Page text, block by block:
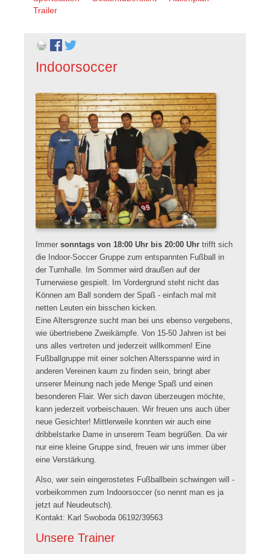
überspringen
Trailer
Indoorsoccer
Immer sonntags von 18:00 Uhr bis 20:00 Uhrtrifft sich
die Indoor-Soccer Gruppe zum entspannten Fußball in
der Turnhalle. Im Sommer wird draußen auf der
Turnerwiese gespielt. Im Vordergrund steht nicht das
Können am Ball sondern der Spaß - einfach mal mit
netten Leuten ein bisschen kicken.
Eine Altersgrenze sucht man bei uns ebenso vergebens,
wie übertriebene Zweikämpfe. Von 15-50 Jahren ist bei
uns alles vertreten und jederzeit willkommen! Eine
Fußballgruppe mit einer solchen Altersspanne wird in
anderen Vereinen kaum zu finden sein, bringt aber
unserer Meinung nach jede Menge Spaß und einen
besonderen Flair. Wer sich davon überzeugen möchte,
kann jederzeit vorbeischauen. Wir freuen uns auch über
neue Gesichter! Mittlerweile konnten wir auch eine
dribbelstarke Dame in unserem Team begrüßen. Da wir
nur eine kleine Gruppe sind, freuen wir uns immer über
eine Verstärkung.
Also, wer sein eingerostetes Fußballbein schwingen will -
vorbeikommen zum Indoorsoccer (so nennt man es ja
jetzt auf Neudeutsch).
Kontakt: Karl Swoboda 06192/39563
Unsere Trainer